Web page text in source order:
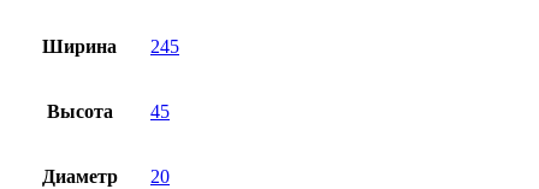
Ширина 245
Высота 45
Диаметр 20